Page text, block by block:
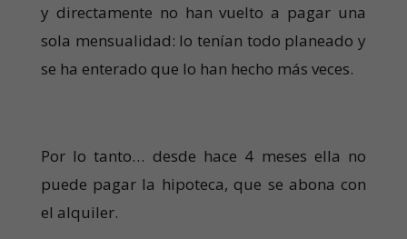
y directamente no han vuelto a pagar una
sola mensualidad: lo tenían todo planeado y
se ha enterado que lo han hecho más veces.
Por lo tanto… desde hace 4 meses ella no
puede pagar la hipoteca, que se abona con
el alquiler.